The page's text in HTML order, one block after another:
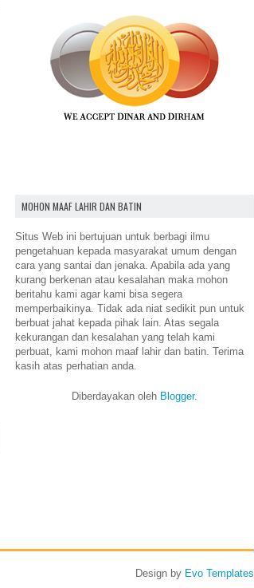
MOHON MAAF LAHIR DAN BATIN
Situs Web ini bertujuan untuk berbagi ilmu
pengetahuan kepada masyarakat umum dengan
cara yang santai dan jenaka. Apabila ada yang
kurang berkenan atau kesalahan maka mohon
beritahu kami agar kami bisa segera
memperbaikinya. Tidak ada niat sedikit pun untuk
berbuat jahat kepada pihak lain. Atas segala
kekurangan dan kesalahan yang telah kami
perbuat, kami mohon maaf lahir dan batin. Terima
kasih atas perhatian anda.
Diberdayakan oleh Blogger.
Design by Evo Templates